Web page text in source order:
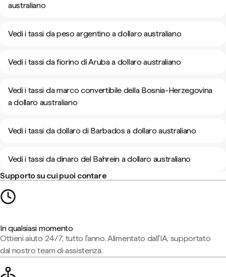
australiano
Vedi i tassi da peso argentino a dollaro australiano
Vedi i tassi da fiorino di Aruba a dollaro australiano
Vedi i tassi da marco convertibile della Bosnia-Herzegovina
a dollaro australiano
Vedi i tassi da dollaro di Barbados a dollaro australiano
Vedi i tassi da dinaro del Bahrein a dollaro australiano
Supporto su cui puoi contare
In qualsiasi momento
Ottieni aiuto 24/7, tutto l'anno. Alimentato dall'IA, supportato
dal nostro team di assistenza.